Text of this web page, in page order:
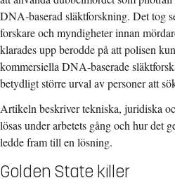
DNA-baserad släktforskning. Det tog
forskare och myndigheter innan
klarades upp berodde på att polisen
kommersiella DNA-baserade
betydligt större urval av personer att
Artikeln beskriver tekniska, juridiska
lösas under arbetets gång och hur det
ledde fram till en lösning.
Golden State killer